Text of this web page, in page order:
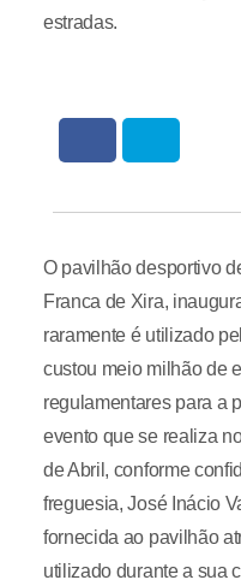
estradas.
O pavilhão desportivo
Franca de Xira,
raramente é utilizado
custou meio milhão de
regulamentares para a
evento que se realiza
de Abril, conforme
freguesia, José Inácio
fornecida ao pavilhão
utilizado durante a sua